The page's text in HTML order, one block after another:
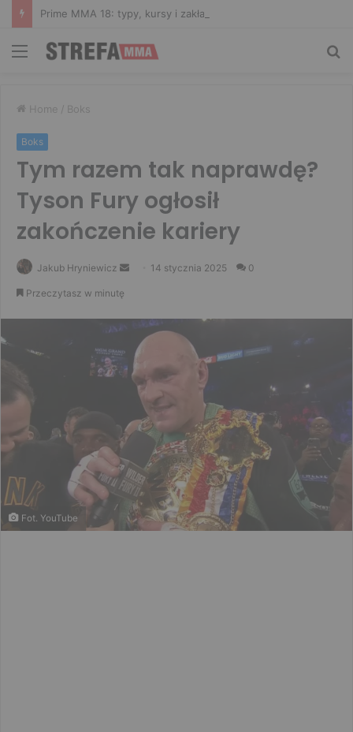
Menu
Home / Boks
Boks
Tym razem tak naprawdę?
Tyson Fury ogłosił
zakończenie kariery
Jakub Hryniewicz
Send 14 stycznia 2025 0
Przeczytasz w minutę
Fot. YouTube